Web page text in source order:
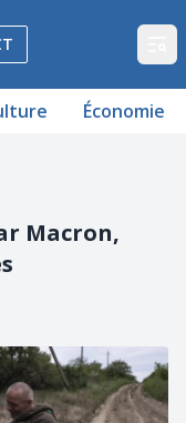
Fribourg
Économie
Macron,